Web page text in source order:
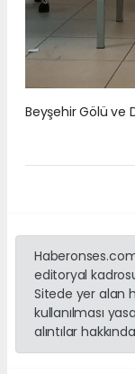
Beyşehir Gölü ve
editoryal
Sitede yer alan
kullanılması
alıntılar